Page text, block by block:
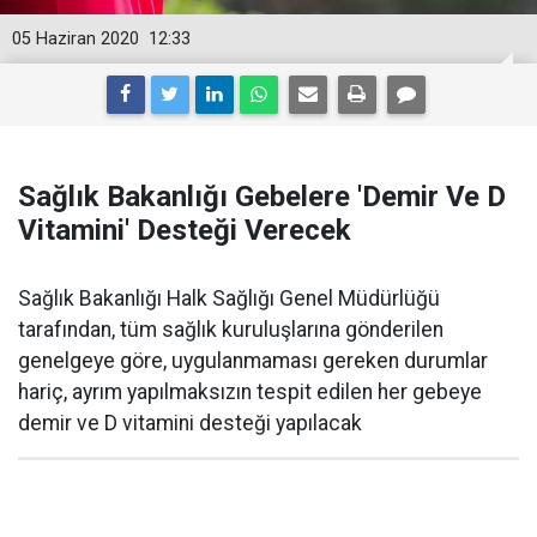
12:33
05 Haziran 2020
Sağlık Bakanlığı Gebelere 'Demir Ve D
Vitamini' Desteği Verecek
Sağlık Bakanlığı Halk Sağlığı Genel Müdürlüğü
tarafından, tüm sağlık kuruluşlarına gönderilen
genelgeye göre, uygulanmaması gereken durumlar
hariç, ayrım yapılmaksızın tespit edilen her gebeye
demir ve D vitamini desteği yapılacak